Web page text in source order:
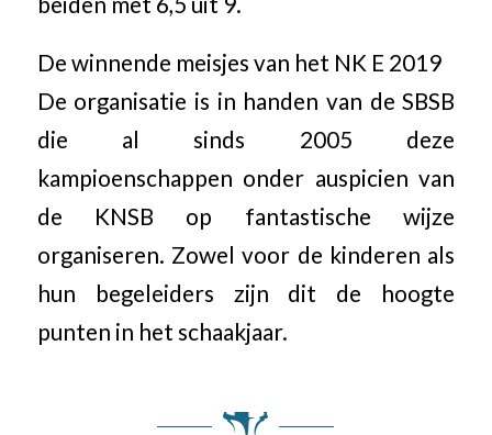
De winnende meisjes van het NK E 2019
De organisatie is in handen van de SBSB
die al sinds 2005 deze
kampioenschappen onder auspicien van
de KNSB op fantastische wijze
organiseren. Zowel voor de kinderen als
hun begeleiders zijn dit de hoogte
punten in het schaakjaar.